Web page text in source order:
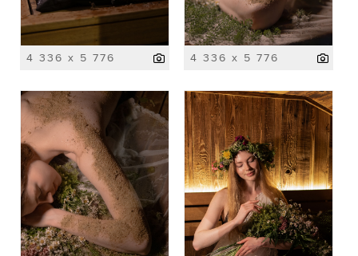
4 336 x 5 776 4 336 x 5 776